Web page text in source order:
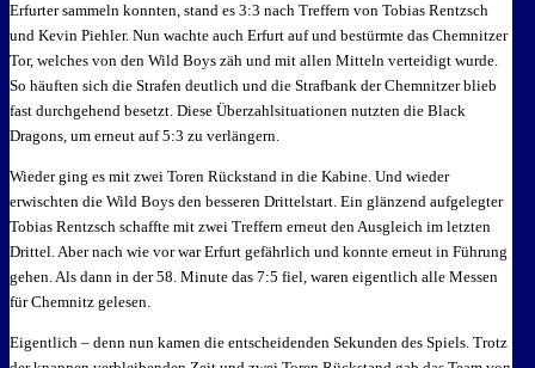
Erfurter sammeln konnten, stand es 3:3 nach Treffern von Tobias Rentzsch
und Kevin Piehler. Nun wachte auch Erfurt auf und bestürmte das Chemnitzer
Tor, welches von den Wild Boys zäh und mit allen Mitteln verteidigt wurde.
So häuften sich die Strafen deutlich und die Strafbank der Chemnitzer blieb
fast durchgehend besetzt. Diese Überzahlsituationen nutzten die Black
Dragons, um erneut auf 5:3 zu verlängern.
Wieder ging es mit zwei Toren Rückstand in die Kabine. Und wieder
erwischten die Wild Boys den besseren Drittelstart. Ein glänzend aufgelegter
Tobias Rentzsch schaffte mit zwei Treffern erneut den Ausgleich im letzten
Drittel. Aber nach wie vor war Erfurt gefährlich und konnte erneut in Führung
gehen. Als dann in der 58. Minute das 7:5 fiel, waren eigentlich alle Messen
für Chemnitz gelesen.
Eigentlich – denn nun kamen die entscheidenden Sekunden des Spiels. Trotz